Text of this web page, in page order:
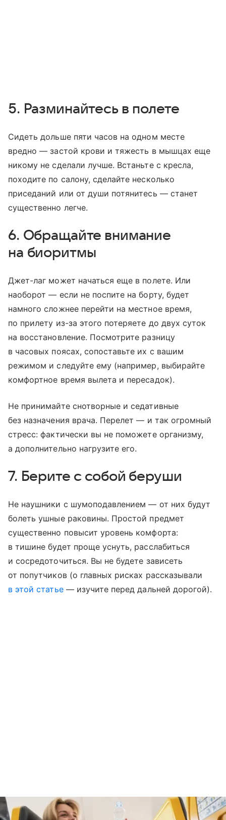
5. Разминайтесь в полете
Сидеть дольше пяти часов на одном месте
вредно — застой крови и тяжесть в мышцах еще
никому не сделали лучше. Встаньте с кресла,
походите по салону, сделайте несколько
приседаний или от души потянитесь — станет
существенно легче.
6. Обращайте внимание
на биоритмы
Джет-лаг может начаться еще в полете. Или
наоборот — если не поспите на борту, будет
намного сложнее перейти на местное время,
по прилету из-за этого потеряете до двух суток
на восстановление. Посмотрите разницу
в часовых поясах, сопоставьте их с вашим
режимом и следуйте ему (например, выбирайте
комфортное время вылета и пересадок).
Не принимайте снотворные и седативные
без назначения врача. Перелет — и так огромный
стресс: фактически вы не поможете организму,
а дополнительно нагрузите его.
7. Берите с собой беруши
Не наушники с шумоподавлением — от них будут
болеть ушные раковины. Простой предмет
существенно повысит уровень комфорта:
в тишине будет проще уснуть, расслабиться
и сосредоточиться. Вы не будете зависеть
от попутчиков (о главных рисках рассказывали
в этой статье— изучите перед дальней дорогой).